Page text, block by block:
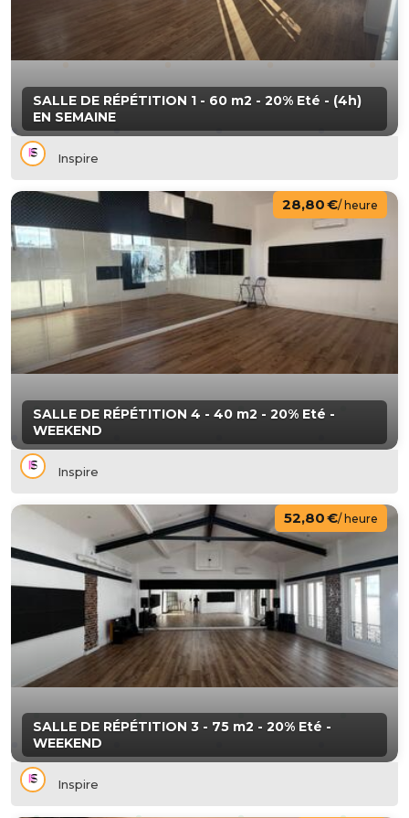
SALLE DE RÉPÉTITION 1 - 60 m2 - 20% Eté - (4h)
EN SEMAINE
Inspire
SALLE DE RÉPÉTITION 4 - 40 m2 - 20% Eté -
WEEKEND
28,80 €/ heure
Inspire
SALLE DE RÉPÉTITION 3 - 75 m2 - 20% Eté -
WEEKEND
52,80 €/ heure
Inspire